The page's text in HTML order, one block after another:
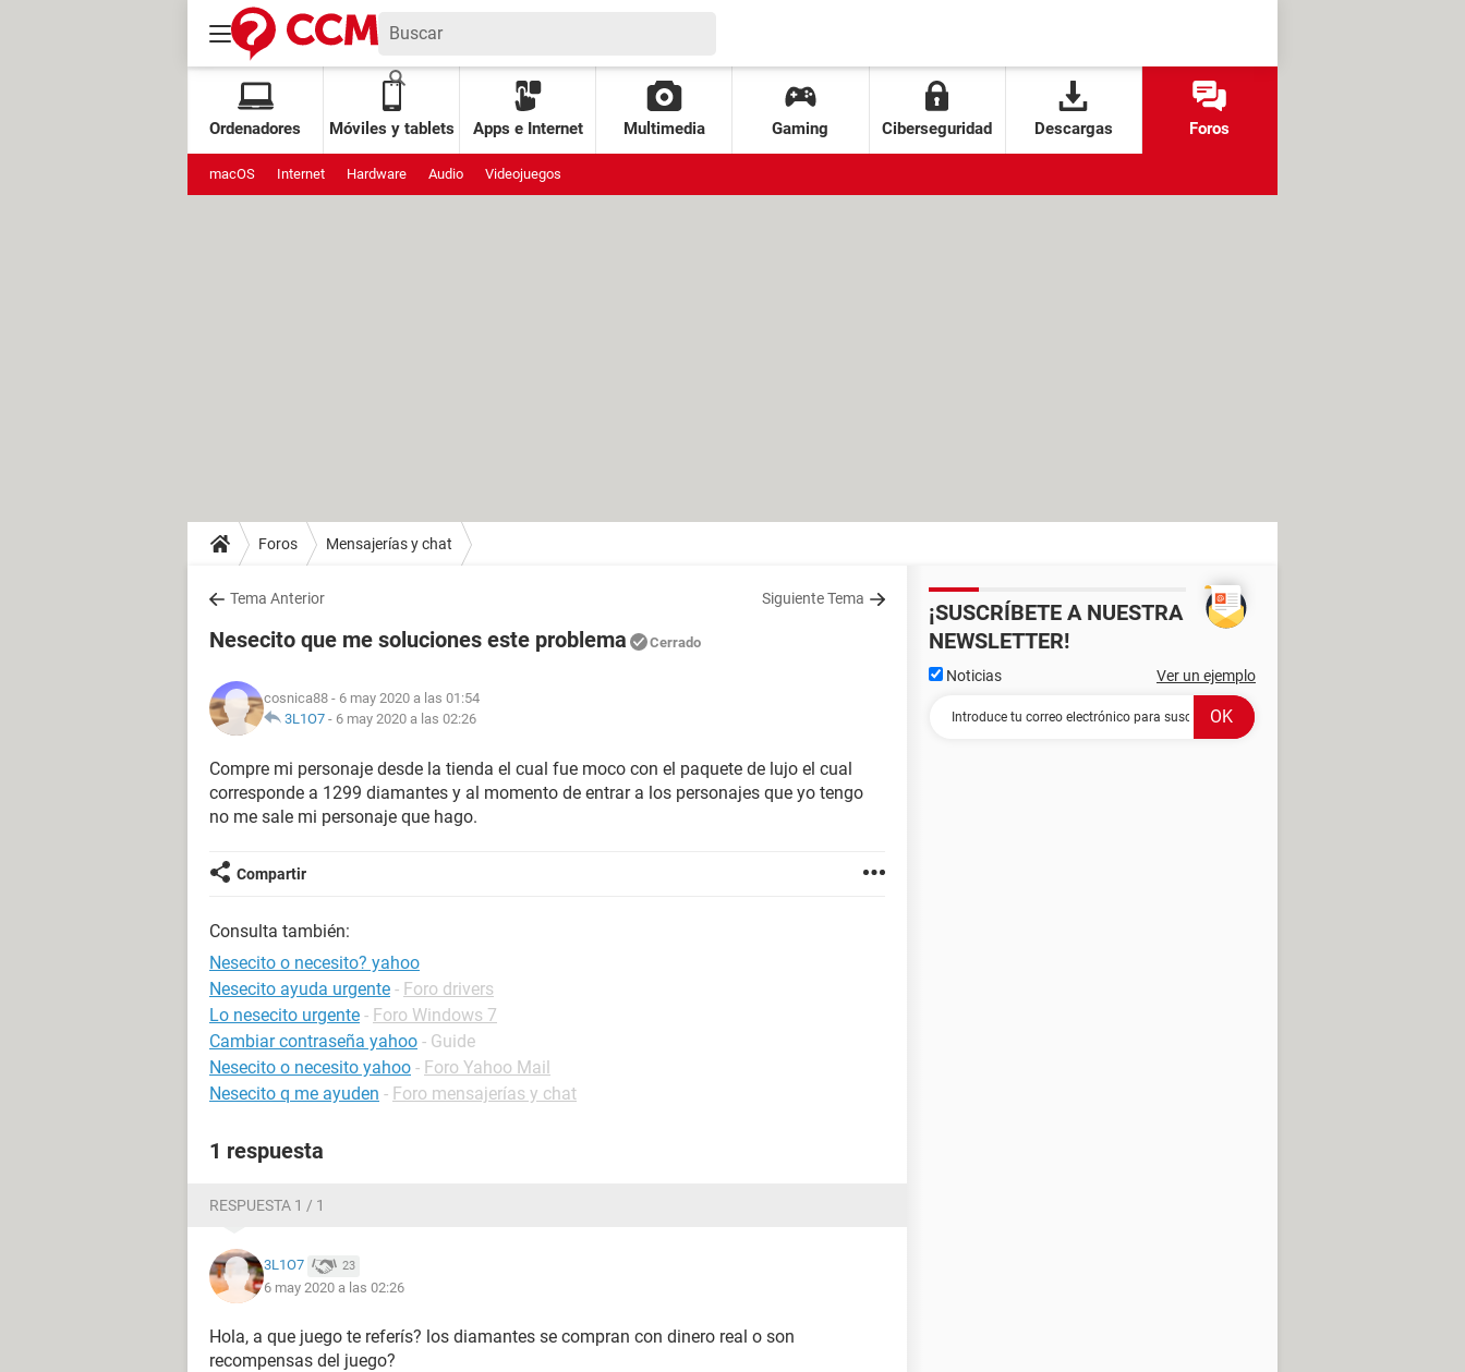
Ordenadores Móviles y tablets Apps e Internet Multimedia Gaming Ciberseguridad Descargas Foros
macOS Internet Hardware Audio Videojuegos
Foros Mensajerías y chat
Tema Anterior Siguiente Tema
Nesecito que me soluciones este problema Cerrado
cosnica88 - 6 may 2020 a las 01:54
3L1O7 - 6 may 2020 a las 02:26
Compre mi personaje desde la tienda el cual fue moco con el paquete de lujo el cual
corresponde a 1299 diamantes y al momento de entrar a los personajes que yo tengo
no me sale mi personaje que hago.
Compartir
Consulta también:
Nesecito o necesito? yahoo
Nesecito ayuda urgente - Foro drivers
Lo nesecito urgente - Foro Windows 7
Cambiar contraseña yahoo - Guide
Nesecito o necesito yahoo - Foro Yahoo Mail
Nesecito q me ayuden - Foro mensajerías y chat
1 respuesta
RESPUESTA 1 / 1
3L1O7 23
6 may 2020 a las 02:26
Hola, a que juego te referís? los diamantes se compran con dinero real o son
recompensas del juego?
¡SUSCRÍBETE A NUESTRA
NEWSLETTER!
Noticias Ver un ejemplo